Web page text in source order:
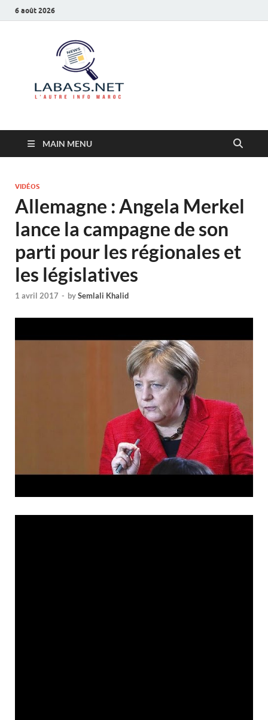
6 août 2026
MAIN MENU
VIDÉOS
Allemagne : Angela Merkel
lance la campagne de son
parti pour les régionales et
les législatives
1 avril 2017 - bySemlali Khalid